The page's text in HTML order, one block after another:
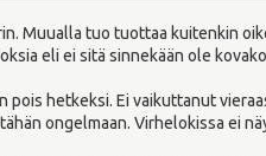
Muualla tuo tuottaa kuitenkin
eli ei sitä sinnekään ole
hetkeksi. Ei vaikuttanut
ongelmaan. Virhelokissa ei